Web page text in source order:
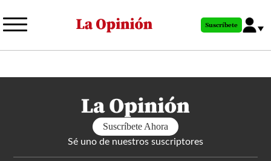
al
principal
Suscríbete
Suscríbete Ahora
Sé uno de nuestros suscriptores